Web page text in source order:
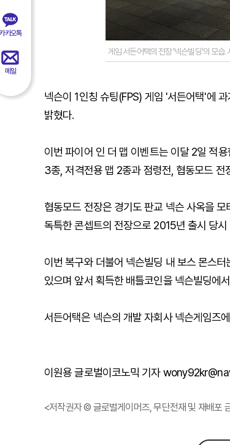
카오톡
메일
게임 서든어택의 전장 '넥슨빌딩'의 모습.
넥슨이 1인칭 슈팅(FPS) 게임 '서든어택'에
밝혔다.
이번 파이어 인 더 맵 이벤트는 이달 2일 적
3종, 저격전용 맵 2종과 점령전, 협동모드 전
협동모드 전장은 경기도 판교 넥슨 사옥을
독특한 콘셉트의 전장으로 2015년 출시 당
이번 복구와 더불어 넥슨빌딩 내 보스 몬스
있으며 앞서 획득한 배틀코인을 넥슨빌딩에
서든어택은 넥슨의 개발 자회사 넥슨게임즈
이원용 글로벌이코노믹 기자
<저작권자 © 글로벌게이머즈, 무단전재 및 재배포